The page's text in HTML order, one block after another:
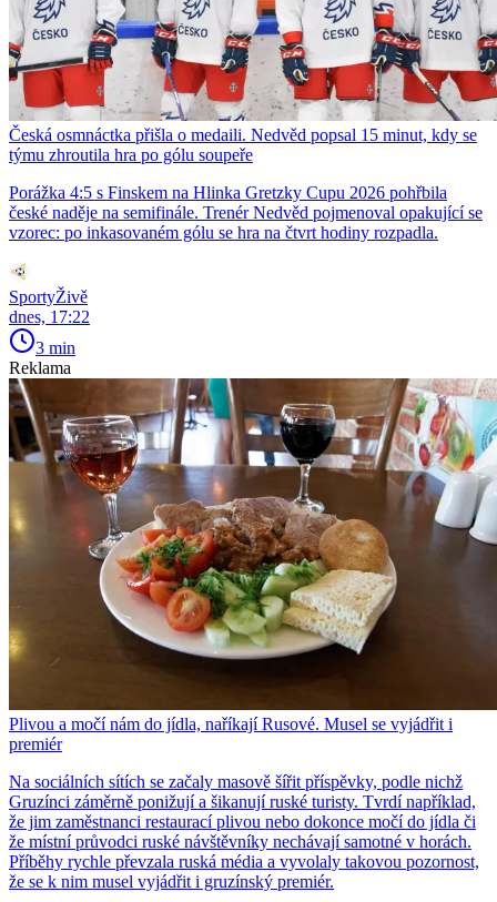
Česká osmnáctka přišla o medaili. Nedvěd popsal 15 minut, kdy se
týmu zhroutila hra po gólu soupeře
Porážka 4:5 s Finskem na Hlinka Gretzky Cupu 2026 pohřbila
české naděje na semifinále. Trenér Nedvěd pojmenoval opakující se
vzorec: po inkasovaném gólu se hra na čtvrt hodiny rozpadla.
SportyŽivě
dnes, 17:22
3 min
Reklama
Plivou a močí nám do jídla, naříkají Rusové. Musel se vyjádřit i
premiér
Na sociálních sítích se začaly masově šířit příspěvky, podle nichž
Gruzínci záměrně ponižují a šikanují ruské turisty. Tvrdí například,
že jim zaměstnanci restaurací plivou nebo dokonce močí do jídla či
že místní průvodci ruské návštěvníky nechávají samotné v horách.
Příběhy rychle převzala ruská média a vyvolaly takovou pozornost,
že se k nim musel vyjádřit i gruzínský premiér.